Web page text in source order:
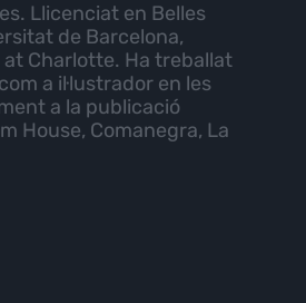
Llicenciat en Belles
de Barcelona,
Charlotte. Ha treballat
a il·lustrador en les
a la publicació
House, Comanegra, La